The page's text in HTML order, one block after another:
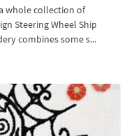
whole collection of
Steering Wheel Ship
combines some s...